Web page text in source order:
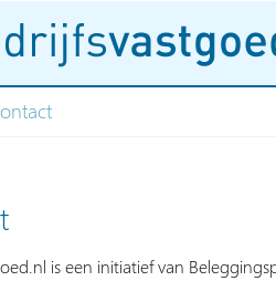
is een initiatief van